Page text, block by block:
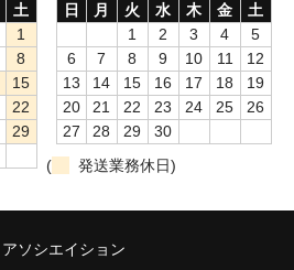
土
1
8
15
22
29
日
月 火 水 木 金
土
1
2 3 4
5
6
7 8 9 10 11
12
13
14 15 16 17 18
19
20
21 22 23 24 25
26
27
28 29
30
(
発送業務休日)
ソシエイション